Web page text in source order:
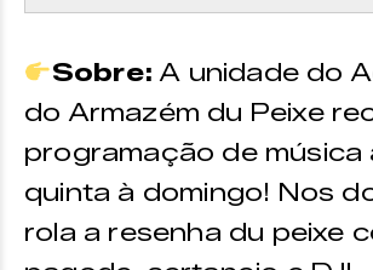
Sobre: A unidade do
do Armazém du Peixe
programação de música
quinta à domingo! Nos
rola a resenha du peixe